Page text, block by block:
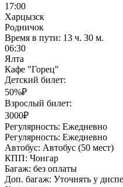
17:00
Харцызск
Родничок
Время в пути: 13 ч. 30 м.
06:30
Ялта
Кафе "Горец"
Детский билет:
50%₽
Взрослый билет:
3000₽
Регулярность: Ежедневно
Регулярность: Ежедневно
Автобус: Автобус (50 мест)
КПП: Чонгар
Багаж: без оплаты
Доп. багаж: Уточнять у